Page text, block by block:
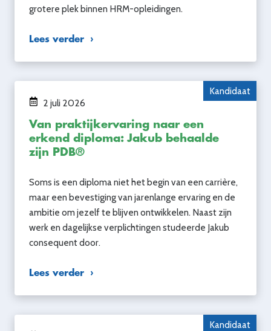
grotere plek binnen HRM-opleidingen.
Lees verder
Kandidaat
2 juli 2026
Van praktijkervaring naar een
erkend diploma: Jakub behaalde
zijn PDB®
Soms is een diploma niet het begin van een carrière,
maar een bevestiging van jarenlange ervaring en de
ambitie om jezelf te blijven ontwikkelen. Naast zijn
werk en dagelijkse verplichtingen studeerde Jakub
consequent door.
Lees verder
Kandidaat